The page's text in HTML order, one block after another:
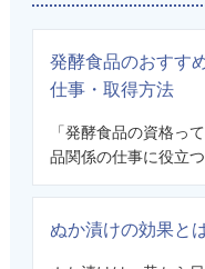
発酵食品のおすす
仕事・取得方法
「発酵食品の資格っ
品関係の仕事に役立
ぬか漬けの効果と